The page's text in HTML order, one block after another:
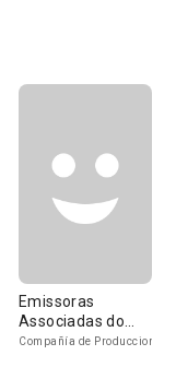
Emissoras
Associadas do
Brasil
Compañía de Produccion